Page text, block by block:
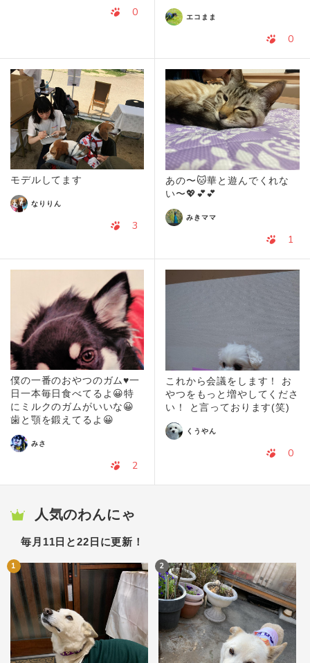
0 エコまま
0
モデルしてます
なりりん
3
あの〜🐱華と遊んでくれな
い〜💖💕💕
みきママ
1
僕の一番のおやつのガム♥一
日一本毎日食べてるよ😀特
にミルクのガムがいいな😀
歯と顎を鍛えてるよ😀
みさ
2
これから会議をします！ お
やつをもっと増やしてくださ
い！ と言っております(笑)
くうやん
0
人気のわんにゃ
毎月11日と22日に更新！
1 2